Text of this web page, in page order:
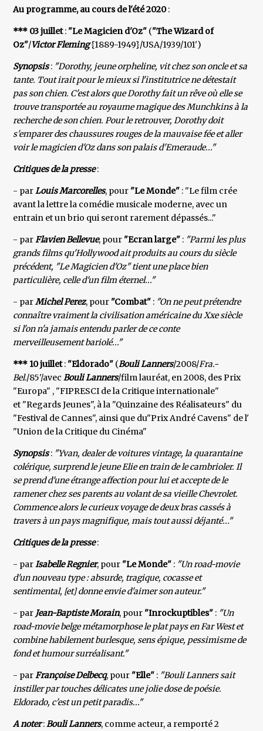
Au programme, au cours de l'été 2020:
*** 03 juillet: "Le Magicien d'Oz" ("The Wizard of
Oz"/Victor Fleming{1889-1949}/USA/1939/101')
Synopsis: "Dorothy, jeune orpheline, vit chez son oncle et sa
tante. Tout irait pour le mieux si l'institutrice ne détestait
pas son chien. C'est alors que Dorothy fait un rêve où elle se
trouve transportée au royaume magique des Munchkins à la
recherche de son chien. Pour le retrouver, Dorothy doit
s'emparer des chaussures rouges de la mauvaise fée et aller
voir le magicien d'Oz dans son palais d'Emeraude..."
Critiques de la presse:
- parLouis Marcorelles, pour "Le Monde" : "Le film crée
avant la lettre la comédie musicale moderne, avec un
entrain et un brio qui seront rarement dépassés..."
- parFlavien Bellevue, pour "Ecran large" : "Parmi les plus
grands films qu'Hollywood ait produits au cours du siècle
précédent, "Le Magicien d'Oz" tient une place bien
particulière, celle d'un film éternel..."
- parMichel Perez, pour "Combat" : "On ne peut prétendre
connaître vraiment la civilisation américaine du Xxe siècle
si l'on n'a jamais entendu parler de ce conte
merveilleusement bariolé..."
*** 10 juillet: "Eldorado" (Bouli Lanners/2008/Fra.-
Bel./85'/avecBouli Lanners/film lauréat, en 2008, des Prix
"Europa" , "FIPRESCI de la Critique internationale"
et "Regards Jeunes", à la "Quinzaine des Réalisateurs" du
"Festival de Cannes", ainsi que du"Prix André Cavens" de l'
"Union de la Critique du Cinéma"
Synopsis: "Yvan, dealer de voitures vintage, la quarantaine
colérique, surprend le jeune Elie en train de le cambrioler. Il
se prend d'une étrange affection pour lui et accepte de le
ramener chez ses parents au volant de sa vieille Chevrolet.
Commence alors le curieux voyage de deux bras cassés à
travers à un pays magnifique, mais tout aussi déjanté..."
Critiques de la presse:
- parIsabelle Regnier, pour "Le Monde" : "Un road-movie
d'un nouveau type : absurde, tragique, cocasse et
sentimental, [et] donne envie d'aimer son auteur."
- par Jean-Baptiste Morain, pour "Inrockuptibles" : "Un
road-movie belge métamorphose le plat pays en Far West et
combine habilement burlesque, sens épique, pessimisme de
fond et humour surréalisant."
- parFrançoise Delbecq, pour "Elle" : "Bouli Lanners sait
instiller par touches délicates une jolie dose de poésie.
Eldorado, c'est un petit paradis..."
A noter:Bouli Lanners, comme acteur, a remporté 2